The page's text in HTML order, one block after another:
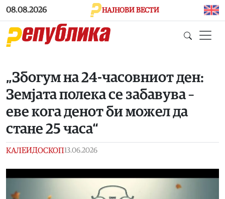
Skip to main content
08.08.2026 НАЈНОВИ ВЕСТИ
„Збогум на 24-часовниот ден:
Земјата полека се забавува –
еве кога денот би можел да
стане 25 часа“
КАЛЕИДОСКОП13.06.2026